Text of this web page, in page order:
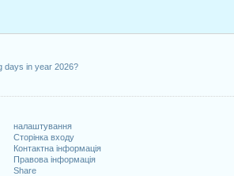
days in year 2026?
налаштування
Сторінка входу
Контактна інформація
Правова інформація
Share